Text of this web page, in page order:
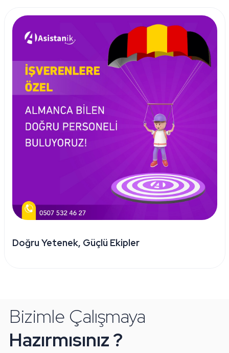
Doğru Yetenek, Güçlü Ekipler
Bizimle Çalışmaya
Hazırmısınız ?